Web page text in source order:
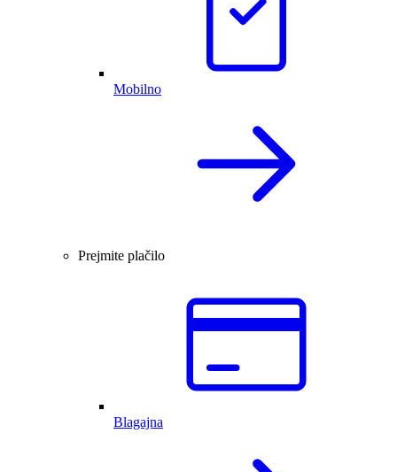
Mobilno
Prejmite plačilo
Blagajna